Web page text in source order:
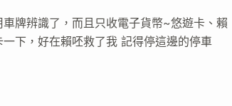
牌辨識了，而且只收電子貨幣~悠遊卡、賴
下，好在賴呸救了我 記得停這邊的停車